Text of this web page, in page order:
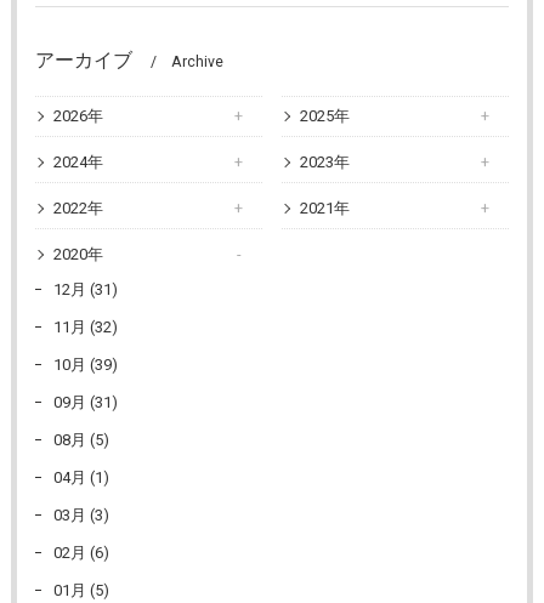
アーカイブ Archive
2026年 2025年
2024年 2023年
2022年 2021年
2020年
12月 (31)
11月 (32)
10月 (39)
09月 (31)
08月 (5)
04月 (1)
03月 (3)
02月 (6)
01月 (5)